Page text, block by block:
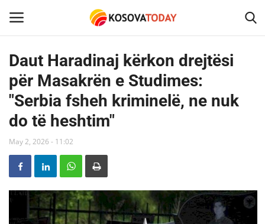
Home
KOSOVA
SHQIPERIA
MAQEDONIA
SHOWBIZ
Daut Haradinaj kërkon drejtësi
për Masakrën e Studimes:
"Serbia fsheh kriminelë, ne nuk
do të heshtim"
May 2, 2026 - 11:02